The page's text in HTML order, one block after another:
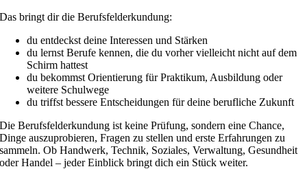
Das bringt dir die Berufsfelderkundung:
du entdeckst deine Interessen und Stärken
du lernst Berufe kennen, die du vorher vielleicht nicht auf dem
Schirm hattest
du bekommst Orientierung für Praktikum, Ausbildung oder
weitere Schulwege
du triffst bessere Entscheidungen für deine berufliche Zukunft
Die Berufsfelderkundung ist keine Prüfung, sondern eine Chance,
Dinge auszuprobieren, Fragen zu stellen und erste Erfahrungen zu
sammeln. Ob Handwerk, Technik, Soziales, Verwaltung, Gesundheit
oder Handel – jeder Einblick bringt dich ein Stück weiter.